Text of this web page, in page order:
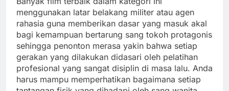
menggunakan latar belakang militer atau agen
rahasia guna memberikan dasar yang masuk akal
bagi kemampuan bertarung sang tokoh protagonis
sehingga penonton merasa yakin bahwa setiap
gerakan yang dilakukan didasari oleh pelatihan
profesional yang sangat disiplin di masa lalu. Anda
harus mampu memperhatikan bagaimana setiap